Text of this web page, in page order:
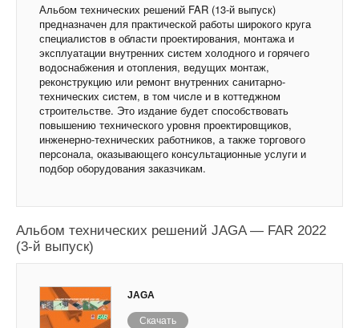
Альбом технических решений FAR (13-й выпуск)
предназначен для практической работы широкого круга
специалистов в области проектирования, монтажа и
эксплуатации внутренних систем холодного и горячего
водоснабжения и отопления, ведущих монтаж,
реконструкцию или ремонт внутренних санитарно-
технических систем, в том числе и в коттеджном
строительстве. Это издание будет способствовать
повышению технического уровня проектировщиков,
инженерно-технических работников, а также торгового
персонала, оказывающего консультационные услуги и
подбор оборудования заказчикам.
Альбом технических решений JAGA — FAR 2022
(3-й выпуск)
JAGA
Скачать